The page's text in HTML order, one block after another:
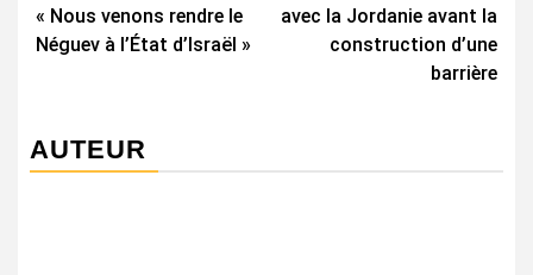
« Nous venons rendre le
Néguev à l’État d’Israël »
avec la Jordanie avant la
construction d’une
barrière
AUTEUR